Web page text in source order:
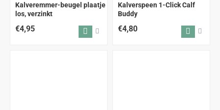
Kalveremmer-beugel plaatje
los, verzinkt
€4,95
Kalverspeen 1-Click Calf
Buddy
€4,80